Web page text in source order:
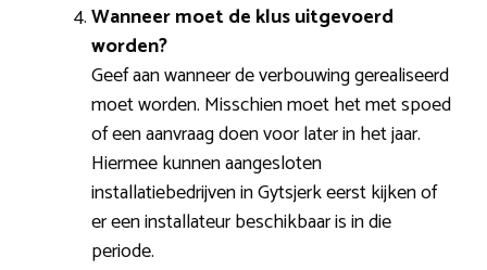
Wanneer moet de klus uitgevoerd
worden?
Geef aan wanneer de verbouwing gerealiseerd
moet worden. Misschien moet het met spoed
of een aanvraag doen voor later in het jaar.
Hiermee kunnen aangesloten
installatiebedrijven in Gytsjerk eerst kijken of
er een installateur beschikbaar is in die
periode.